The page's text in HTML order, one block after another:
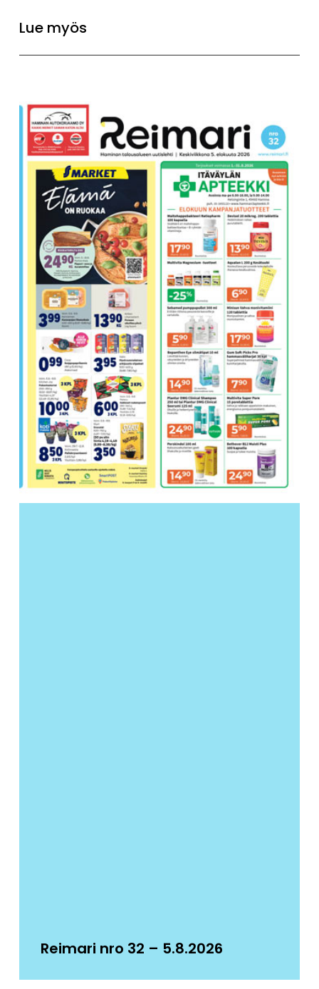
Lue myös
Reimari nro 32 – 5.8.2026